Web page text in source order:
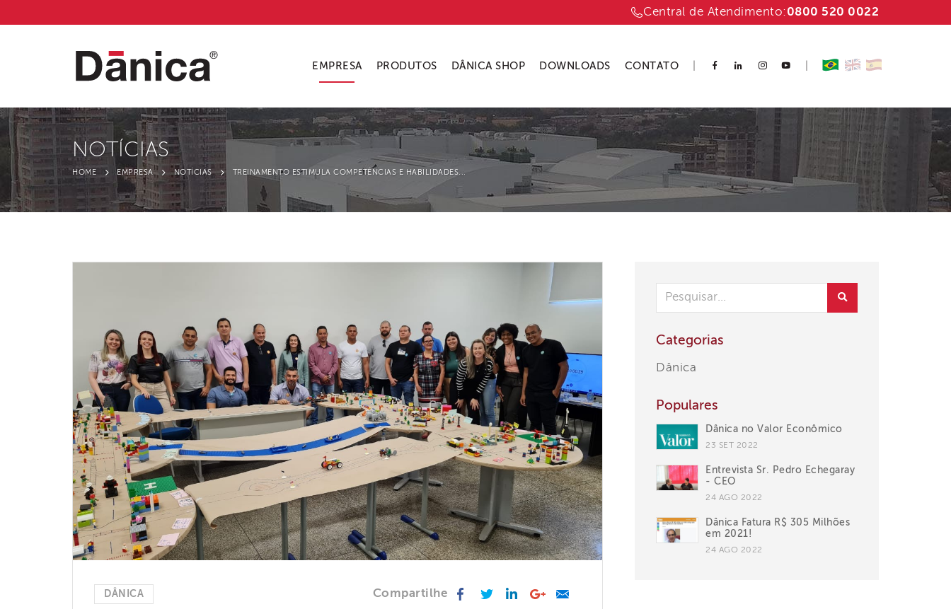
Central de Atendimento:0800 520 0022
EMPRESA PRODUTOS DÂNICA SHOP DOWNLOADS CONTATO
NOTÍCIAS
HOME EMPRESA NOTÍCIAS TREINAMENTO ESTIMULA COMPETÊNCIAS E HABILIDADES...
DÂNICA Compartilhe FacebookTwitterLinkedInGoogle +
Categorias
Dânica
Populares
Dânica no Valor Econômico
23 SET 2022
Entrevista Sr. Pedro Echegaray
- CEO
24 AGO 2022
Dânica Fatura R$ 305 Milhões
em 2021!
24 AGO 2022